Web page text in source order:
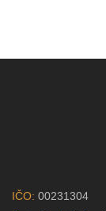
IČO: 00231304